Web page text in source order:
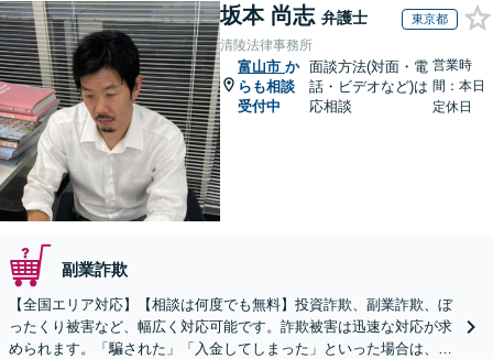
坂本 尚志 弁護士 東京都
清陵法律事務所
富山市 か
らも相談
受付中
面談方法(対面・電
話・ビデオなど)は
応相談
営業時
間：本日
定休日
副業詐欺
【全国エリア対応】【相談は何度でも無料】投資詐欺、副業詐欺、ぼ
ったくり被害など、幅広く対応可能です。詐欺被害は迅速な対応が求
められます。「騙された」「入金してしまった」といった場合は、お